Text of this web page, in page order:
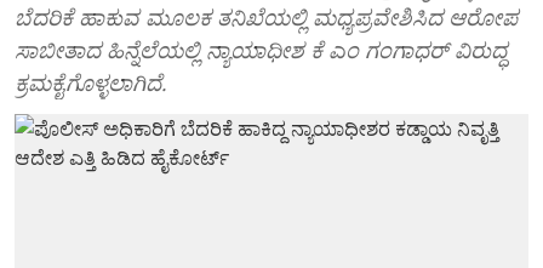
ಬೆದರಿಕೆ ಹಾಕುವ ಮೂಲಕ ತನಿಖೆಯಲ್ಲಿ ಮಧ್ಯಪ್ರವೇಶಿಸಿದ ಆರೋಪ
ಸಾಬೀತಾದ ಹಿನ್ನೆಲೆಯಲ್ಲಿ ನ್ಯಾಯಾಧೀಶ ಕೆ ಎಂ ಗಂಗಾಧರ್‌ ವಿರುದ್ಧ
ಕ್ರಮಕೈಗೊಳ್ಳಲಾಗಿದೆ.